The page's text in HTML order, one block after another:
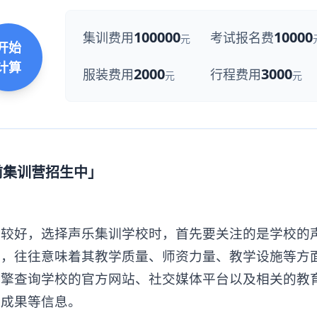
始
算
集训费用100000元 考试报名费10000
服装费用2000元 行程费用3000元
训营招生中」
，选择声乐集训学校时，首先要关注的是学校的
往往意味着其教学质量、师资力量、教学设施等方
查询学校的官方网站、社交媒体平台以及相关的教
果等信息。